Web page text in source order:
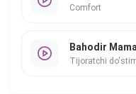
Comfort
Bahodir
Tijoratchi